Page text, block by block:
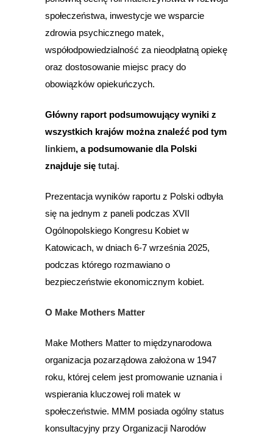
społeczeństwa, inwestycje we wsparcie
zdrowia psychicznego matek,
współodpowiedzialność za nieodpłatną opiekę
oraz dostosowanie miejsc pracy do
obowiązków opiekuńczych.
Główny raport podsumowujący wyniki z
wszystkich krajów można znaleźć pod tym
linkiem, a podsumowanie dla Polski
znajduje się tutaj.
Prezentacja wyników raportu z Polski odbyła
się na jednym z paneli podczas XVII
Ogólnopolskiego Kongresu Kobiet w
Katowicach, w dniach 6-7 września 2025,
podczas którego rozmawiano o
bezpieczeństwie ekonomicznym kobiet.
O Make Mothers Matter
Make Mothers Matter to międzynarodowa
organizacja pozarządowa założona w 1947
roku, której celem jest promowanie uznania i
wspierania kluczowej roli matek w
społeczeństwie. MMM posiada ogólny status
konsultacyjny przy Organizacji Narodów